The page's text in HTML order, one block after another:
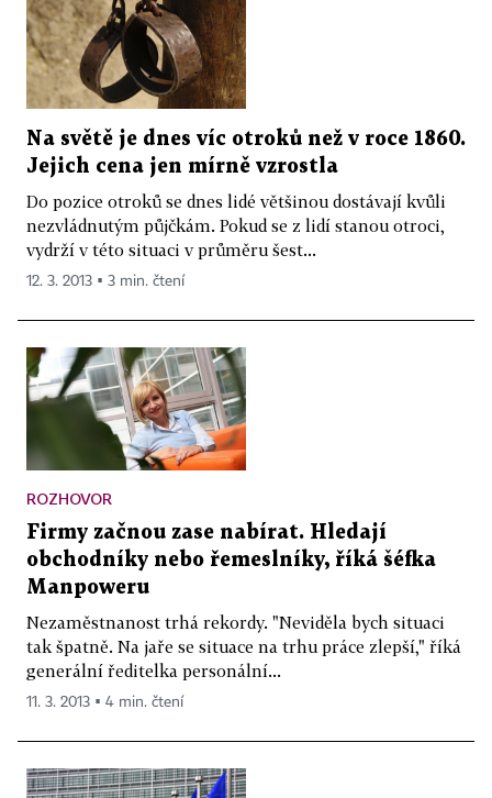
Na světě je dnes víc otroků než v roce 1860.
Jejich cena jen mírně vzrostla
Do pozice otroků se dnes lidé většinou dostávají kvůli
nezvládnutým půjčkám. Pokud se z lidí stanou otroci,
vydrží v této situaci v průměru šest...
12. 3. 2013 ▪ 3 min. čtení
ROZHOVOR
Firmy začnou zase nabírat. Hledají
obchodníky nebo řemeslníky, říká šéfka
Manpoweru
Nezaměstnanost trhá rekordy. "Neviděla bych situaci
tak špatně. Na jaře se situace na trhu práce zlepší," říká
generální ředitelka personální...
11. 3. 2013 ▪ 4 min. čtení